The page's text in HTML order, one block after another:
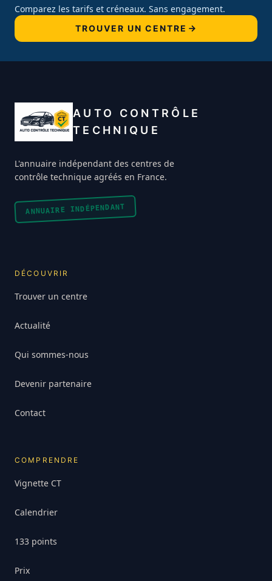
Comparez les tarifs et créneaux. Sans engagement.
TROUVER UN CENTRE
AUTO CONTRÔLE
TECHNIQUE
L'annuaire indépendant des centres de
contrôle technique agréés en France.
ANNUAIRE INDÉPENDANT
DÉCOUVRIR
Trouver un centre
Actualité
Qui sommes-nous
Devenir partenaire
Contact
COMPRENDRE
Vignette CT
Calendrier
133 points
Prix